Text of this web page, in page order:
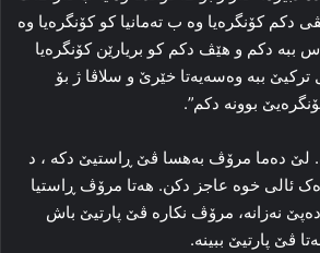
دکم کۆنگره‌یا وه‌ ب ته‌مانیا کو کۆنگره‌یا وه‌
ببه‌ دکم و هێڤ دکم کو بریارێن کۆنگره‌یا
ببه‌ وه‌سه‌یه‌تا خێرێ و سلاڤا ژ بۆ
بوونه‌ دکم”.
لێ ده‌ما مرۆڤ به‌هسا ڤێ ڕاستیێ دکه‌ ، د
ئالی خوه‌ عاجز دکن. هه‌تا مرۆڤ ڕاستیا
نه‌زانه‌، مرۆڤ نکاره‌ ڤێ پارتیێ باش
ڤێ پارتیێ ببینه‌.